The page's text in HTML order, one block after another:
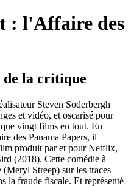
: l'Affaire des
de la critique
Steven Soderbergh
et vidéo, et oscarisé pour
vingt films en tout. En
des Panama Papers, il
produit par et pour Netflix,
(2018). Cette comédie à
Streep) sur les traces
la fraude fiscale. Et représenté